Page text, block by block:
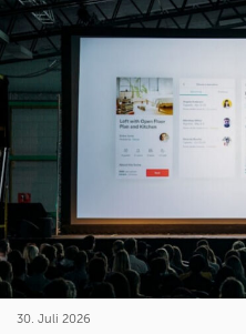
30. Juli 2026